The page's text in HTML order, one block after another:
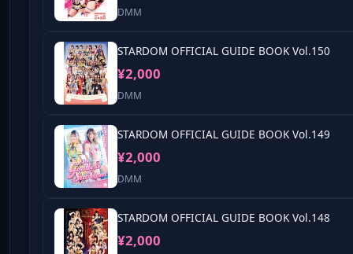
DMM
STARDOM OFFICIAL GUIDE BOOK Vol.150
¥2,000
DMM
STARDOM OFFICIAL GUIDE BOOK Vol.149
¥2,000
DMM
STARDOM OFFICIAL GUIDE BOOK Vol.148
¥2,000